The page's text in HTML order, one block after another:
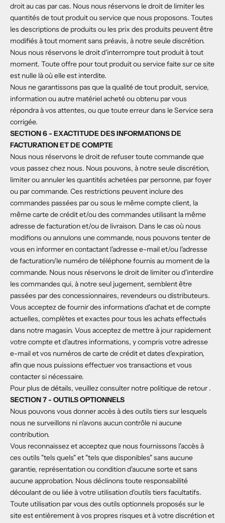
droit au cas par cas. Nous nous réservons le droit de limiter les
quantités de tout produit ou service que nous proposons. Toutes
les descriptions de produits ou les prix des produits peuvent être
modifiés à tout moment sans préavis, à notre seule discrétion.
Nous nous réservons le droit d'interrompre tout produit à tout
moment. Toute offre pour tout produit ou service faite sur ce site
est nulle là où elle est interdite.
Nous ne garantissons pas que la qualité de tout produit, service,
information ou autre matériel acheté ou obtenu par vous
répondra à vos attentes, ou que toute erreur dans le Service sera
corrigée.
SECTION 6 - EXACTITUDE DES INFORMATIONS DE
FACTURATION ET DE COMPTE
Nous nous réservons le droit de refuser toute commande que
vous passez chez nous. Nous pouvons, à notre seule discrétion,
limiter ou annuler les quantités achetées par personne, par foyer
ou par commande. Ces restrictions peuvent inclure des
commandes passées par ou sous le même compte client, la
même carte de crédit et/ou des commandes utilisant la même
adresse de facturation et/ou de livraison. Dans le cas où nous
modifions ou annulons une commande, nous pouvons tenter de
vous en informer en contactant l'adresse e-mail et/ou l'adresse
de facturation/le numéro de téléphone fournis au moment de la
commande. Nous nous réservons le droit de limiter ou d'interdire
les commandes qui, à notre seul jugement, semblent être
passées par des concessionnaires, revendeurs ou distributeurs.
Vous acceptez de fournir des informations d'achat et de compte
actuelles, complètes et exactes pour tous les achats effectués
dans notre magasin. Vous acceptez de mettre à jour rapidement
votre compte et d'autres informations, y compris votre adresse
e-mail et vos numéros de carte de crédit et dates d'expiration,
afin que nous puissions effectuer vos transactions et vous
contacter si nécessaire.
Pour plus de détails, veuillez consulter notre politique de retour .
SECTION 7 - OUTILS OPTIONNELS
Nous pouvons vous donner accès à des outils tiers sur lesquels
nous ne surveillons ni n'avons aucun contrôle ni aucune
contribution.
Vous reconnaissez et acceptez que nous fournissons l'accès à
ces outils "tels quels" et "tels que disponibles" sans aucune
garantie, représentation ou condition d'aucune sorte et sans
aucune approbation. Nous déclinons toute responsabilité
découlant de ou liée à votre utilisation d'outils tiers facultatifs.
Toute utilisation par vous des outils optionnels proposés sur le
site est entièrement à vos propres risques et à votre discrétion et